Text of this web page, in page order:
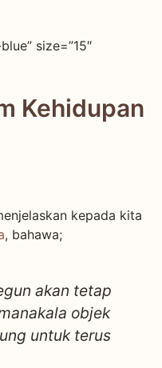
size=”15″
Kehidupan
kepada kita
, bahawa;
akan tetap
objek
untuk terus